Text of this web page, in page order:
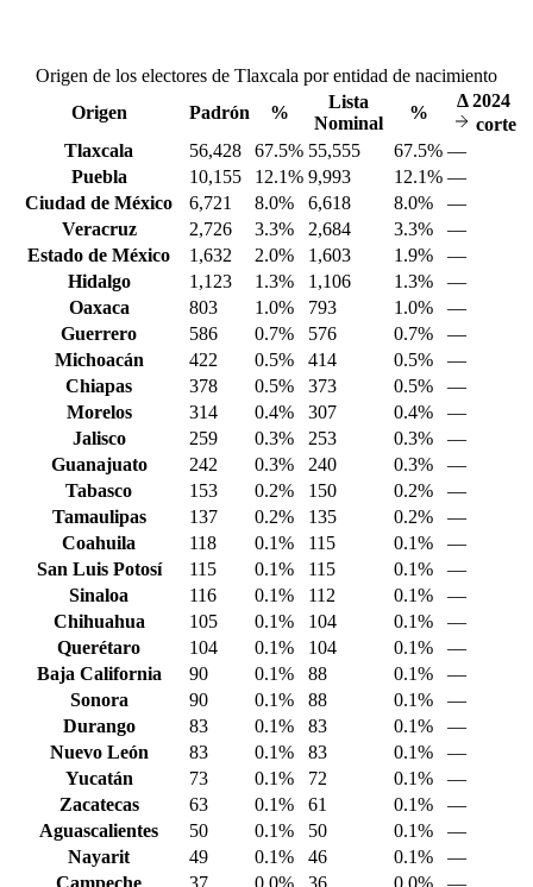
Origen de los electores de Tlaxcala por entidad de nacimiento
Origen
Padrón %
Lista
Nominal
%
Δ2024
corte
Tlaxcala
56,428 67.5% 55,555 67.5% —
Puebla
10,155 12.1% 9,993 12.1% —
Ciudad de México
6,721 8.0% 6,618 8.0%
—
Veracruz
2,726 3.3% 2,684 3.3%
—
Estado de México
1,632 2.0% 1,603 1.9%
—
Hidalgo
1,123 1.3% 1,106 1.3%
—
Oaxaca
803 1.0% 793 1.0%
—
Guerrero
586 0.7% 576 0.7%
—
Michoacán
422 0.5% 414 0.5%
—
Chiapas
378 0.5% 373 0.5%
—
Morelos
314 0.4% 307 0.4%
—
Jalisco
259 0.3% 253 0.3%
—
Guanajuato
242 0.3% 240 0.3%
—
Tabasco
153 0.2% 150 0.2%
—
Tamaulipas
137 0.2% 135 0.2%
—
Coahuila
118 0.1% 115 0.1%
—
San Luis Potosí
115 0.1% 115 0.1%
—
Sinaloa
116 0.1% 112 0.1%
—
Chihuahua
105 0.1% 104 0.1%
—
Querétaro
104 0.1% 104 0.1%
—
Baja California
90 0.1% 88 0.1%
—
Sonora
90 0.1% 88 0.1%
—
Durango
83 0.1% 83 0.1%
—
Nuevo León
83 0.1% 83 0.1%
—
Yucatán
73 0.1% 72 0.1%
—
Zacatecas
63 0.1% 61 0.1%
—
Aguascalientes
50 0.1% 50 0.1%
—
Nayarit
49 0.1% 46 0.1%
—